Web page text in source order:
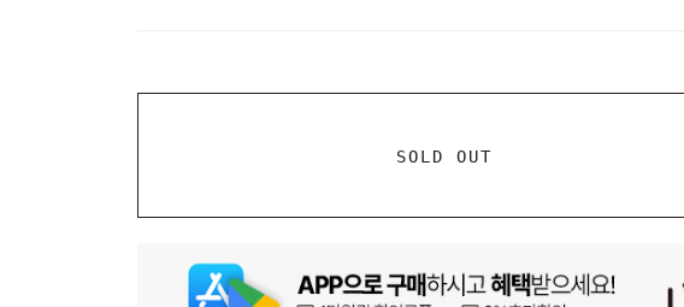
SOLD OUT